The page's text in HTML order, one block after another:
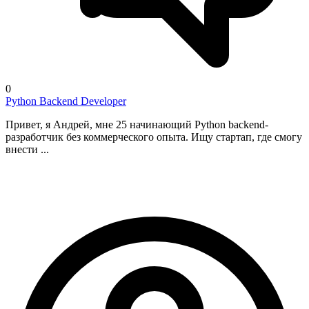
0
Python Backend Developer
Привет, я Андрей, мне 25 начинающий Python backend-
разработчик без коммерческого опыта. Ищу стартап, где смогу
внести ...